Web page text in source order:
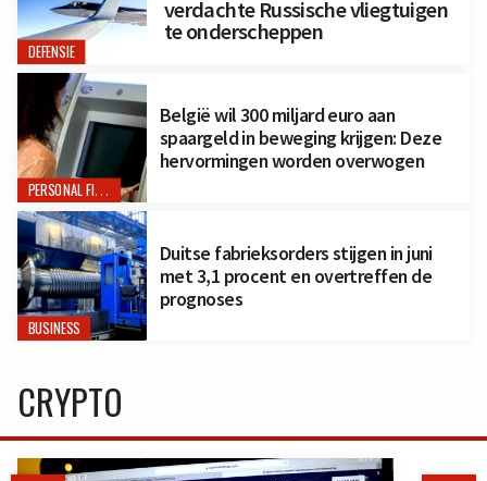
DEFENSIE
verdachte Russische vliegtuigen
te onderscheppen
PERSONAL FINANCE
België wil 300 miljard euro aan
spaargeld in beweging krijgen: Deze
hervormingen worden overwogen
BUSINESS
Duitse fabrieksorders stijgen in juni
met 3,1 procent en overtreffen de
prognoses
CRYPTO